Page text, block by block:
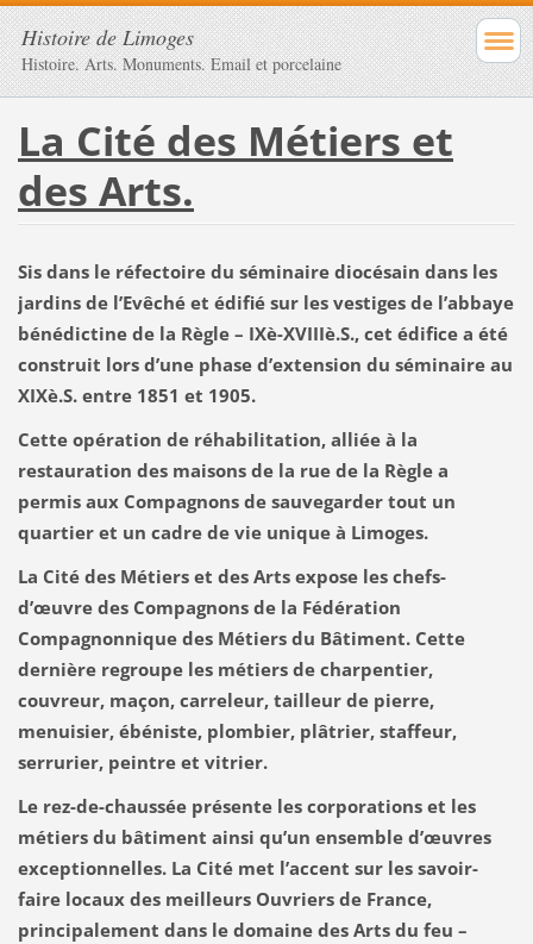
Histoire de Limoges
Histoire. Arts. Monuments. Email et porcelaine
La Cité des Métiers et
des Arts.
Sis dans le réfectoire du séminaire diocésain dans les
jardins de l’Evêché et édifié sur les vestiges de l’abbaye
bénédictine de la Règle – IXè-XVIIIè.S., cet édifice a été
construit lors d’une phase d’extension du séminaire au
XIXè.S. entre 1851 et 1905.
Cette opération de réhabilitation, alliée à la
restauration des maisons de la rue de la Règle a
permis aux Compagnons de sauvegarder tout un
quartier et un cadre de vie unique à Limoges.
La Cité des Métiers et des Arts expose les chefs-
d’œuvre des Compagnons de la Fédération
Compagnonnique des Métiers du Bâtiment. Cette
dernière regroupe les métiers de charpentier,
couvreur, maçon, carreleur, tailleur de pierre,
menuisier, ébéniste, plombier, plâtrier, staffeur,
serrurier, peintre et vitrier.
Le rez-de-chaussée présente les corporations et les
métiers du bâtiment ainsi qu’un ensemble d’œuvres
exceptionnelles. La Cité met l’accent sur les savoir-
faire locaux des meilleurs Ouvriers de France,
principalement dans le domaine des Arts du feu –